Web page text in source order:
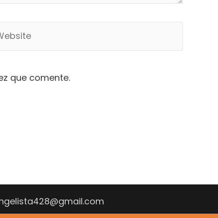
que comente.